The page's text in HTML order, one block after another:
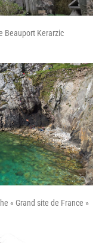
Beauport Kerarzic
« Grand site de France »